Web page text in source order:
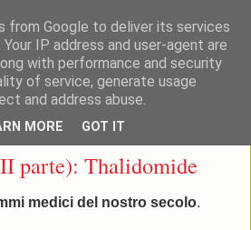
parte): Thalidomide
medici del nostro secolo.
from Google to deliver its services
IP address and user-agent are
with performance and security
of service, generate usage
and address abuse.
MORE GOT IT